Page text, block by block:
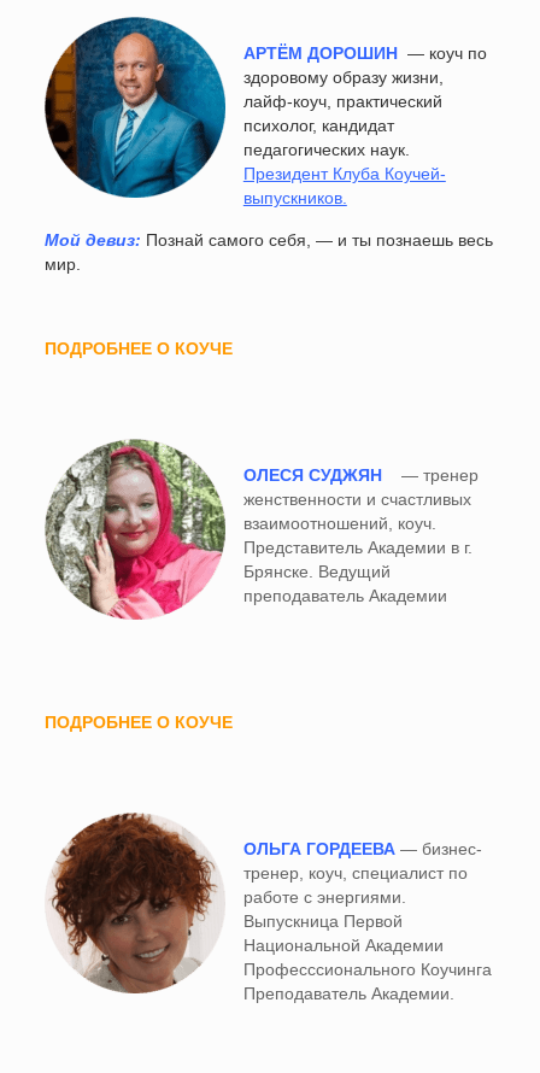
АРТЁМ ДОРОШИН — коуч по
здоровому образу жизни,
лайф-коуч, практический
психолог, кандидат
педагогических наук.
Президент Клуба Коучей-
выпускников.
Мой девиз: Познай самого себя, — и ты познаешь весь
мир.
ПОДРОБНЕЕ О КОУЧЕ
ОЛЕСЯ СУДЖЯН
— тренер
женственности и счастливых
взаимоотношений, коуч.
Представитель Академии в г.
Брянске. Ведущий
преподаватель Академии
ПОДРОБНЕЕ О КОУЧЕ
ОЛЬГА ГОРДЕЕВА— бизнес-
тренер, коуч, специалист по
работе с энергиями.
Выпускница Первой
Национальной Академии
Професссионального Коучинга
Преподаватель Академии.